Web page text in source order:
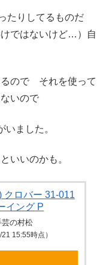
たりしてるものだ
ではないけど…）自
るので それを使って
いので
ました。
いいのかも。
クロバー 31-011
イング P
の村松
15:55時点）